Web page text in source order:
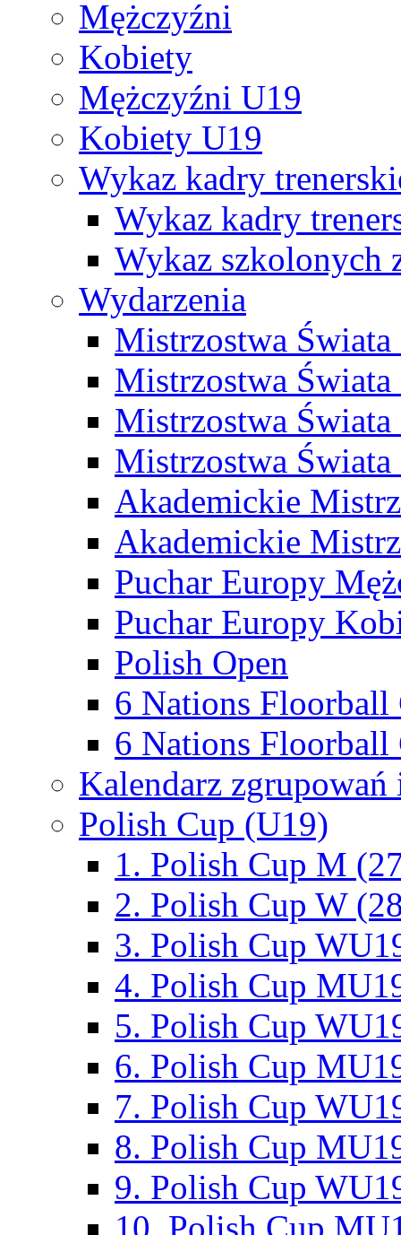
Mężczyźni
Kobiety
Mężczyźni U19
Kobiety U19
Wykaz kadry
Wykaz kadry
Wykaz szkolonych
Wydarzenia
Mistrzostwa
Mistrzostwa
Mistrzostwa
Mistrzostwa
Akademickie
Akademickie
Puchar Europy
Puchar Europy
Polish Open
6 Nations Floorball
6 Nations Floorball
Kalendarz
Polish Cup (U19)
1. Polish Cup M
2. Polish Cup W
3. Polish Cup
4. Polish Cup
5. Polish Cup
6. Polish Cup
7. Polish Cup
8. Polish Cup
9. Polish Cup
10. Polish Cup